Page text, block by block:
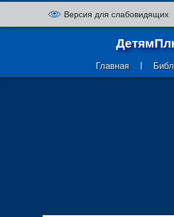
Версия для слабовидящих
Главная